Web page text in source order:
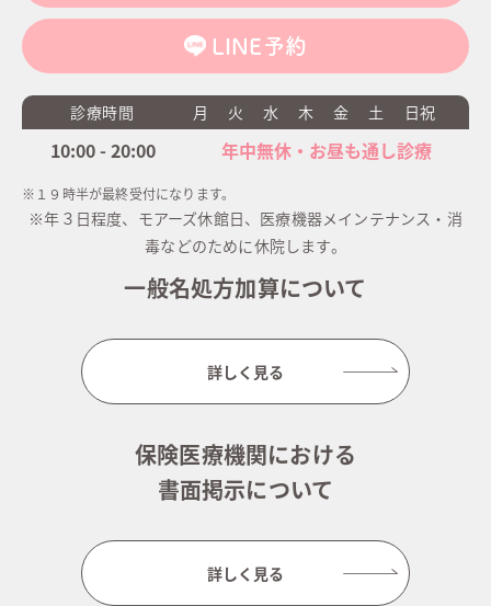
LINE予約
診療時間 月 火 水 木 金 土 日祝
10:00 - 20:00 年中無休・お昼も通し診療
※１９時半が最終受付になります。
※年３日程度、モアーズ休館日、医療機器メインテナンス・消
毒などのために休院します。
一般名処方加算について
詳しく見る
保険医療機関における
書面掲示について
詳しく見る